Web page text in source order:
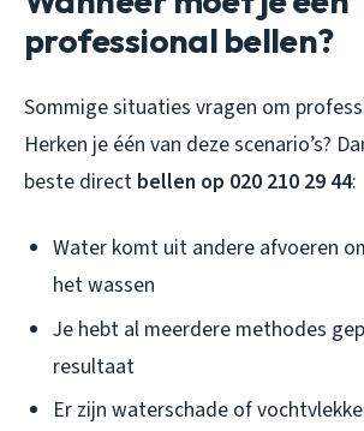
professional bellen?
Sommige situaties vragen om
Herken je één van deze scenario’s?
beste direct bellen op 020 210 29 44:
Water komt uit andere afvoeren
het wassen
Je hebt al meerdere methodes
resultaat
Er zijn waterschade of